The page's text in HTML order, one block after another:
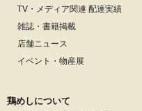
TV・メディア関連 配達実績
雑誌・書籍掲載
店舗ニュース
イベント・物産展
鶏めしについて